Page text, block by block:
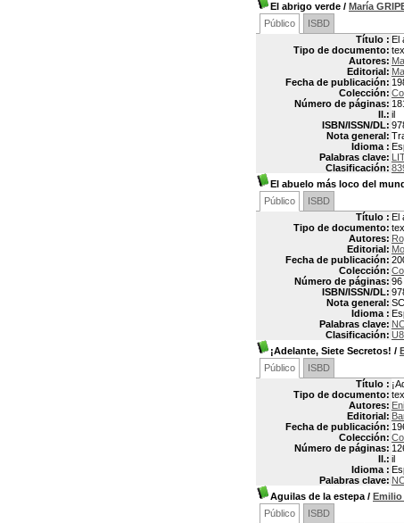
El abrigo verde / María
Público
ISBD
Título : El
Tipo de documento:
Autores:
Editorial:
Fecha de publicación:
Colección:
Número de páginas:
Il.: il
ISBN/ISSN/DL:
Nota general:
Idioma :
Palabras clave:
Clasificación:
El abuelo más loco del
Público
ISBD
Título : El
Tipo de documento:
Autores:
Editorial:
Fecha de publicación:
Colección:
Número de páginas: 96
ISBN/ISSN/DL:
Nota general:
Idioma :
Palabras clave:
Clasificación:
¡Adelante, Siete Secretos! /
Público
ISBD
Título :
Tipo de documento:
Autores:
Editorial:
Fecha de publicación:
Colección:
Número de páginas:
Il.: il
Idioma :
Palabras clave:
Aguilas de la estepa / Emilio
Público
ISBD